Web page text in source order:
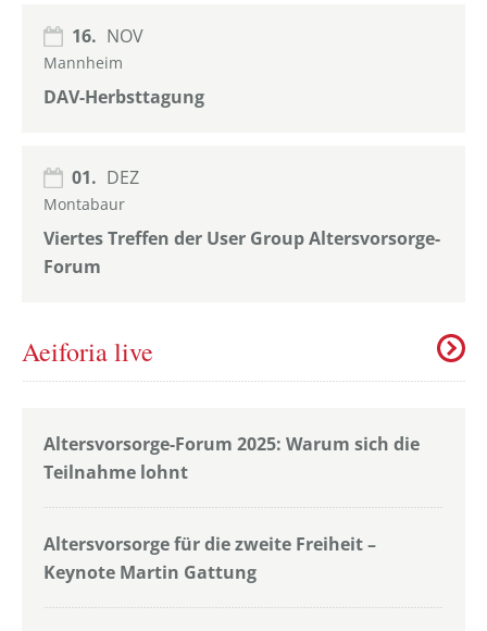
16. NOV
Mannheim
DAV-Herbsttagung
01. DEZ
Montabaur
Viertes Treffen der User Group Altersvorsorge-
Forum
Aeiforia live
Altersvorsorge-Forum 2025: Warum sich die
Teilnahme lohnt
Altersvorsorge für die zweite Freiheit –
Keynote Martin Gattung